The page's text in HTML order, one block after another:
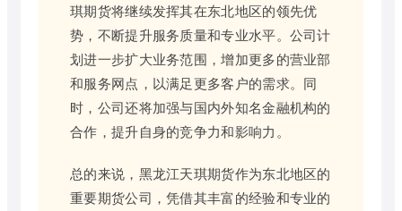
琪期货将继续发挥其在东北地区的领先优
势，不断提升服务质量和专业水平。公司计
划进一步扩大业务范围，增加更多的营业部
和服务网点，以满足更多客户的需求。同
时，公司还将加强与国内外知名金融机构的
合作，提升自身的竞争力和影响力。
总的来说，黑龙江天琪期货作为东北地区的
重要期货公司，凭借其丰富的经验和专业的